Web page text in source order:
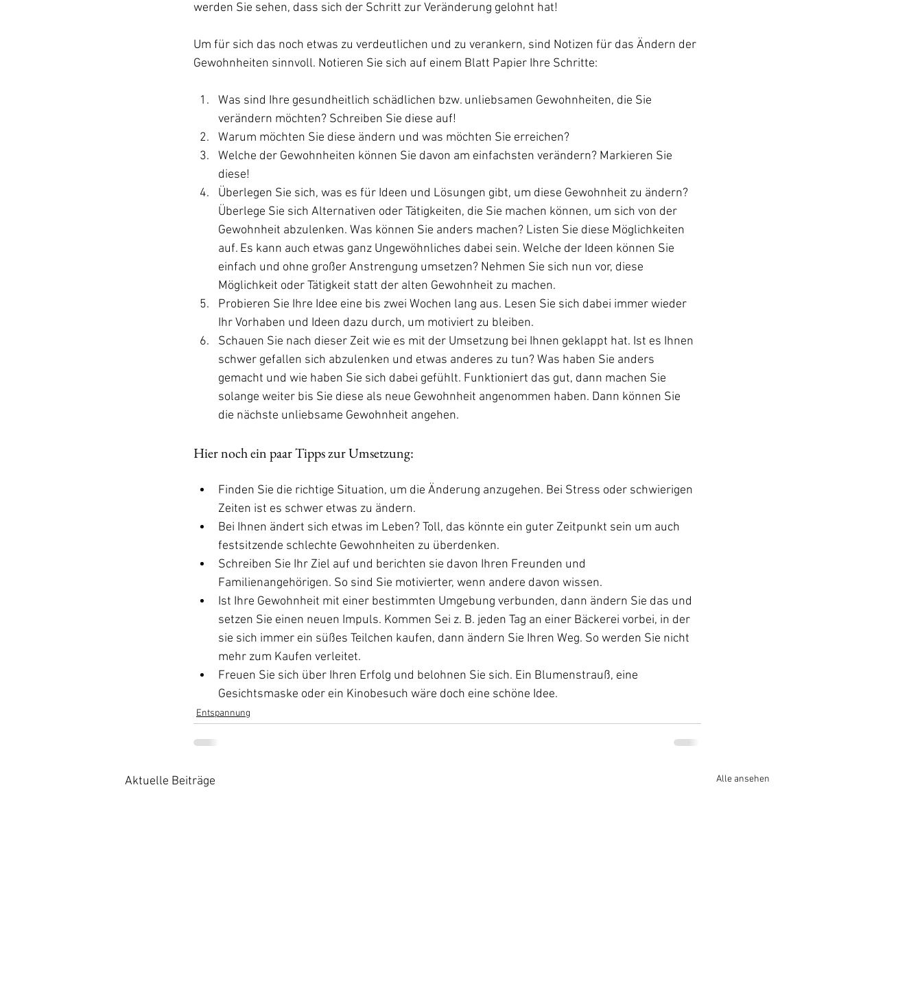
werden Sie sehen, dass sich der Schritt zur Veränderung gelohnt hat!
Um für sich das noch etwas zu verdeutlichen und zu verankern, sind Notizen für das Ändern der
Was sind Ihre gesundheitlich schädlichen bzw. unliebsamen Gewohnheiten, die Sie
verändern möchten? Schreiben Sie diese auf!
Warum möchten Sie diese ändern und was möchten Sie erreichen?
Welche der Gewohnheiten können Sie davon am einfachsten verändern? Markieren Sie
diese!
Überlegen Sie sich, was es für Ideen und Lösungen gibt, um diese Gewohnheit zu ändern?
Überlege Sie sich Alternativen oder Tätigkeiten, die Sie machen können, um sich von der
Gewohnheit abzulenken. Was können Sie anders machen? Listen Sie diese Möglichkeiten
auf. Es kann auch etwas ganz Ungewöhnliches dabei sein. Welche der Ideen können Sie
einfach und ohne großer Anstrengung umsetzen? Nehmen Sie sich nun vor, diese
Möglichkeit oder Tätigkeit statt der alten Gewohnheit zu machen.
Probieren Sie Ihre Idee eine bis zwei Wochen lang aus. Lesen Sie sich dabei immer wieder
Ihr Vorhaben und Ideen dazu durch, um motiviert zu bleiben.
Schauen Sie nach dieser Zeit wie es mit der Umsetzung bei Ihnen geklappt hat. Ist es Ihnen
schwer gefallen sich abzulenken und etwas anderes zu tun? Was haben Sie anders
gemacht und wie haben Sie sich dabei gefühlt. Funktioniert das gut, dann machen Sie
solange weiter bis Sie diese als neue Gewohnheit angenommen haben. Dann können Sie
die nächste unliebsame Gewohnheit angehen.
Hier noch ein paar Tipps zur Umsetzung:
Finden Sie die richtige Situation, um die Änderung anzugehen. Bei Stress oder schwierigen
Zeiten ist es schwer etwas zu ändern.
Bei Ihnen ändert sich etwas im Leben? Toll, das könnte ein guter Zeitpunkt sein um auch
festsitzende schlechte Gewohnheiten zu überdenken.
Schreiben Sie Ihr Ziel auf und berichten sie davon Ihren Freunden und
Familienangehörigen. So sind Sie motivierter, wenn andere davon wissen.
Ist Ihre Gewohnheit mit einer bestimmten Umgebung verbunden, dann ändern Sie das und
setzen Sie einen neuen Impuls. Kommen Sei z. B. jeden Tag an einer Bäckerei vorbei, in der
sie sich immer ein süßes Teilchen kaufen, dann ändern Sie Ihren Weg. So werden Sie nicht
mehr zum Kaufen verleitet.
Freuen Sie sich über Ihren Erfolg und belohnen Sie sich. Ein Blumenstrauß, eine
Gesichtsmaske oder ein Kinobesuch wäre doch eine schöne Idee.
Entspannung
Aktuelle Beiträge Alle ansehen